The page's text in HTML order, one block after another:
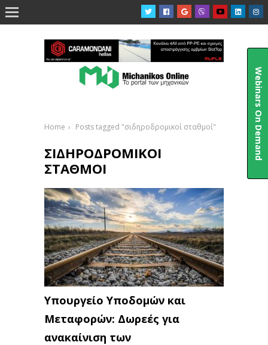

Home Posts tagged "σιδηροδρομικοί σταθμοί"
ΣΙΔΗΡΟΔΡΟΜΙΚΟΊ
ΣΤΑΘΜΟΊ
Υπουργείο Υποδομών και
Μεταφορών: Δωρεές για
ανακαίνιση των
Webinars On Demand